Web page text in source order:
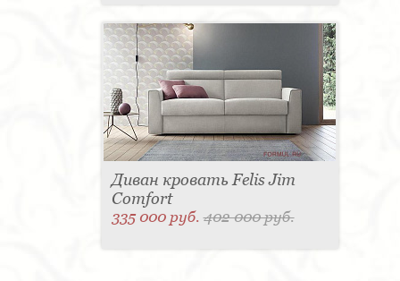
Диван кровать Felis Jim
Comfort
335 000 руб.402 000 руб.